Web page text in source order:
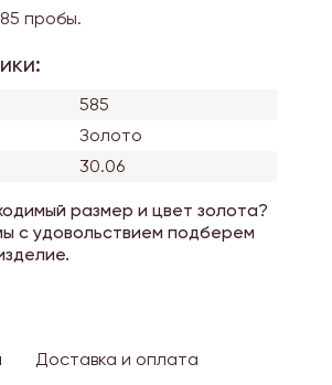
пробы.
585
Золото
30.06
размер и цвет золота?
с удовольствием подберем
Доставка и оплата